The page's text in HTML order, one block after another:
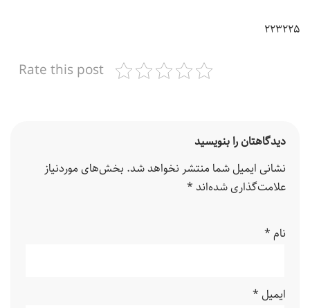
۲۲۳۲۲۵
Rate this post
دیدگاهتان را بنویسید
نشانی ایمیل شما منتشر نخواهد شد. بخش‌های موردنیاز
علامت‌گذاری شده‌اند *
نام *
ایمیل *